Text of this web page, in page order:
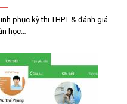
phục kỳ thi THPT & đánh giá
học…